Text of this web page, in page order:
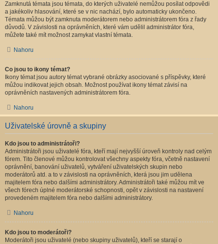
Zamknutá témata jsou témata, do kterých uživatelé nemůžou posílat odpovědi
a jakékoliv hlasování, které se v nic nachází, bylo automaticky ukončeno.
Témata můžou být zamknuta moderátorem nebo administrátorem fóra z řady
důvodů. V závislosti na oprávněních, které vám udělil administrátor fóra,
můžete také mít možnost zamykat vlastní témata.
Nahoru
Co jsou to ikony témat?
Ikony témat jsou autory témat vybrané obrázky asociované s příspěvky, které
můžou indikovat jejich obsah. Možnost používat ikony témat závisí na
oprávněních nastavených administrátorem fóra.
Nahoru
Uživatelské úrovně a skupiny
Kdo jsou to administrátoři?
Administrátoři jsou uživatelé fóra, kteří mají nejvyšší úroveň kontroly nad celým
fórem. Tito členové můžou kontrolovat všechny aspekty fóra, včetně nastavení
oprávnění, banování uživatelů, vytváření uživatelských skupin nebo
moderátorů atd. a to v závislosti na oprávněních, která jsou jim udělena
majitelem fóra nebo dalšími administrátory. Administrátoři také můžou mít ve
všech fórech úplné moderátorské schopnosti, opět v závislosti na nastavení
provedeném majitelem fóra nebo dalšími administrátory.
Nahoru
Kdo jsou to moderátoři?
Moderátoři jsou uživatelé (nebo skupiny uživatelů), kteří se starají o